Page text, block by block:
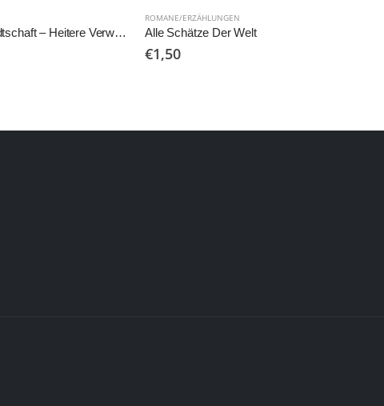
Oh, diese Verwandtschaft – Heitere Verwicklungen um eine Erbschaft
ROMANE/ERZÄHLUNGEN
Alle Schätze Der Welt
€1,50